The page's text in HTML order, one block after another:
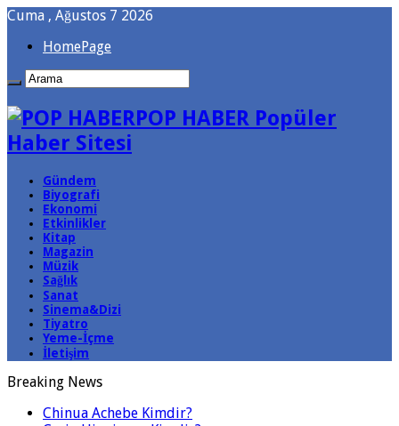
Cuma , Ağustos 7 2026
HomePage
POP HABER Popüler
Haber Sitesi
Gündem
Biyografi
Ekonomi
Etkinlikler
Kitap
Magazin
Müzik
Sağlık
Sanat
Sinema&Dizi
Tiyatro
Yeme-İçme
İletişim
Breaking News
Chinua Achebe Kimdir?